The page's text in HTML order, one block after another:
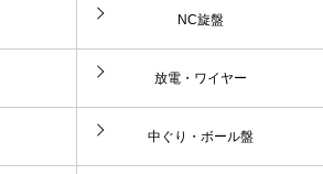
NC旋盤
放電・ワイヤー
中ぐり・ボール盤